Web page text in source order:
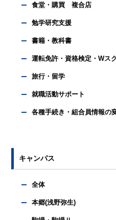
食堂・購買 複合店
勉学研究支援
書籍・教科書
運転免許・資格検定・Wス
旅行・留学
就職活動サポート
各種手続き・組合員情報の
キャンパス
全体
本郷(浅野弥生)